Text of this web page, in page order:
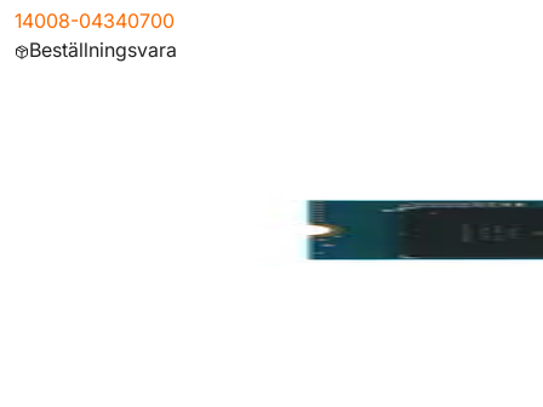
14008-04340700
Beställningsvara